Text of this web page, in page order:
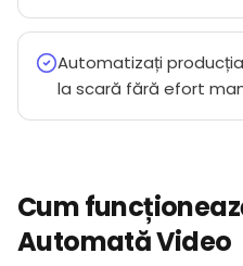
Automatizați
la scară fără efort
Cum
Automată Video